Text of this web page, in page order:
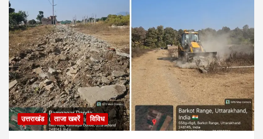
उत्तराखंड ताजा खबरें विविध